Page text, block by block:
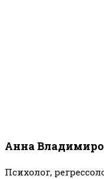
Анна
Психолог,